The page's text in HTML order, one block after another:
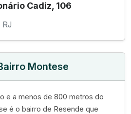
Cadiz, 106
Montese
e a menos de 800 metros do
é o bairro de Resende que